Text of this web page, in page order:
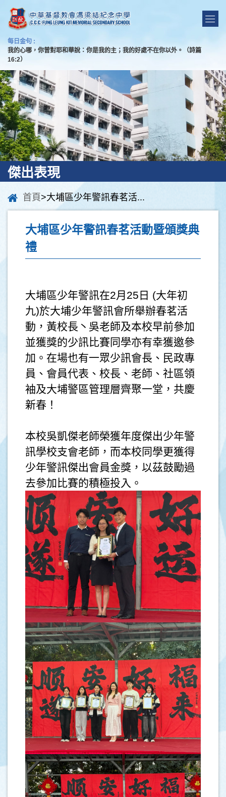
每日金句 :
我的心哪，你曾對耶和華說：你是我的主；我的好處不在你以外。（詩篇
16:2）
傑出表現
首頁>大埔區少年警訊春茗活...
大埔區少年警訊春茗活動暨頒獎典
禮
大埔區少年警訊在2月25日 (大年初
九)於大埔少年警訊會所舉辦春茗活
動，黃校長丶吳老師及本校早前參加
並獲獎的少訊比賽同學亦有幸獲邀參
加。在場也有一眾少訊會長、民政專
員、會員代表、校長、老師、社區領
袖及大埔警區管理層齊聚一堂，共慶
新春！
本校吳凱傑老師榮獲年度傑出少年警
訊學校支會老師，而本校同學更獲得
少年警訊傑出會員金獎，以茲鼓勵過
去參加比賽的積極投入。